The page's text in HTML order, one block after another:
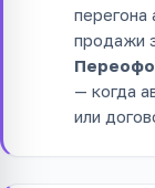
перегона
продажи
— когда
или